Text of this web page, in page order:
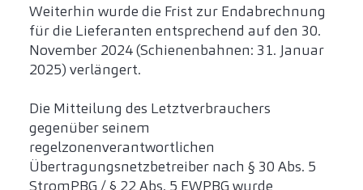
Weiterhin wurde die Frist zur Endabrechnung
für die Lieferanten entsprechend auf den 30.
November 2024 (Schienenbahnen: 31. Januar
2025) verlängert.
Die Mitteilung des Letztverbrauchers
gegenüber seinem
regelzonenverantwortlichen
Übertragungsnetzbetreiber nach § 30 Abs. 5
StromPBG / § 22 Abs. 5 EWPBG wurde